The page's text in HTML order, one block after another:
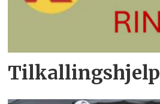
Tilkallingshjelp